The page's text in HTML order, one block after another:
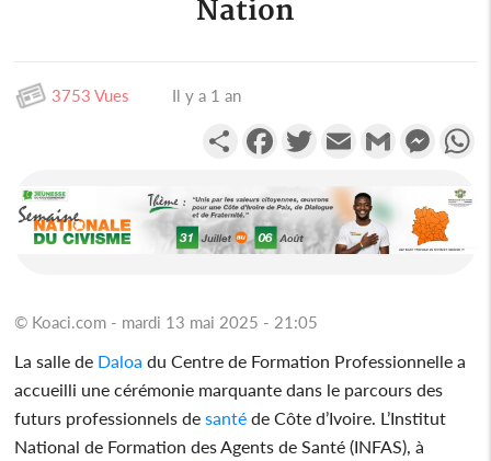
Nation
3753 Vues Il y a 1 an
PartagerFacebookTwitterEmail Gmail
© Koaci.com - mardi 13 mai 2025 - 21:05
La salle de Daloa du Centre de Formation Professionnelle a
accueilli une cérémonie marquante dans le parcours des
futurs professionnels de santé de Côte d’Ivoire. L’Institut
National de Formation des Agents de Santé (INFAS), à